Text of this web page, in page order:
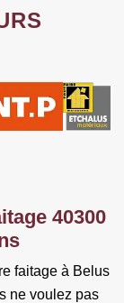
40300
faitage à Belus
ne voulez pas